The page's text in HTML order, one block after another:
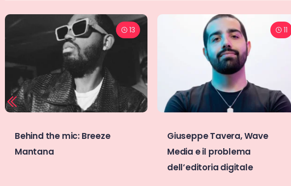
11
Giuseppe Tavera, Wave
Media e il problema
7
Vegas Jones: “Primetime” è
il mio momento